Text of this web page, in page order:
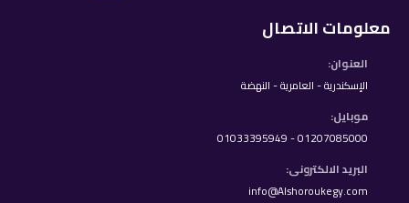
معلومات الاتصال
العنوان:
الإسكندرية - العامرية - النهضة
موبايل:
01207085000 - 01033395949
البريد الالكترونى:
info@Alshoroukegy.com